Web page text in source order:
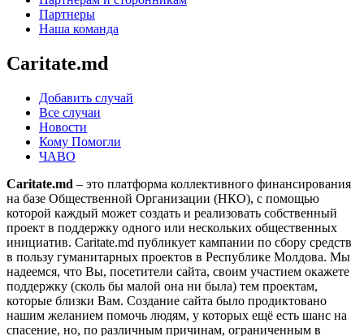
Партнеры
Наша команда
Caritate.md
Добавить случай
Все случаи
Новости
Кому Помогли
ЧАВО
Caritate.md – это платформа коллективного финансирования
на базе Общественной Организации (НКО), с помощью
которой каждый может создать и реализовать собственный
проект в поддержку одного или нескольких общественных
инициатив. Caritate.md публикует кампании по сбору средств
в пользу гуманитарных проектов в Республике Молдова. Мы
надеемся, что Вы, посетители сайта, своим участием окажете
поддержку (сколь бы малой она ни была) тем проектам,
которые близки Вам. Создание сайта было продиктовано
нашим желанием помочь людям, у которых ещё есть шанс на
спасение, но, по различным причинам, ограниченным в